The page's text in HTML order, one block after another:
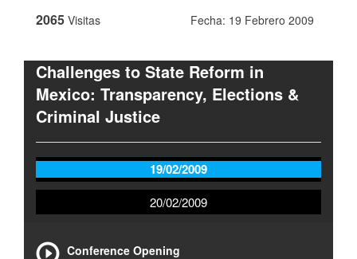
2065 Visitas Fecha: 19 Febrero 2009
Challenges to State Reform in
Mexico: Transparency, Elections &
Criminal Justice
19/02/2009
20/02/2009
Conference Opening